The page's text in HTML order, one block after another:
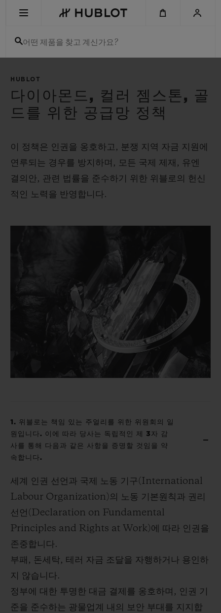
어떤 제품을 찾고 계신가요?
HUBLOT
다이아몬드, 컬러 젬스톤, 골
드를 위한 공급망 정책
이 정책은 인권을 옹호하고, 분쟁 지역 자금 지원에
연루되는 경우를 방지하며, 모든 국제 제재, 유엔
결의안, 관련 법률을 준수하기 위한 위블로의 헌신
적인 노력을 반영합니다.
1. 위블로는 책임 있는 주얼리를 위한 위원회의 일
원입니다. 이에 따라 당사는 독립적인 제 3자 감
사를 통해 다음과 같은 사항을 증명할 것임을 약
속합니다.
세계 인권 선언과 국제 노동 기구(International
Labour Organization)의 노동 기본원칙과 권리
선언(Declaration on Fundamental
Principles and Rights at Work)에 따라 인권을
존중합니다.
부패, 돈세탁, 테러 자금 조달을 자행하거나 용인하
지 않습니다.
정부에 대한 투명한 대금 결제를 옹호하며, 인권 기
준을 준수하는 광물업계 내의 보안 부대를 지지합
최근 검색이 없습니다
신제품
빅뱅 빅뱅 스피릿 오브 빅
휴블로티스타 및 연장 보증
예상 배송일
기프트 파우치
부티크 검색